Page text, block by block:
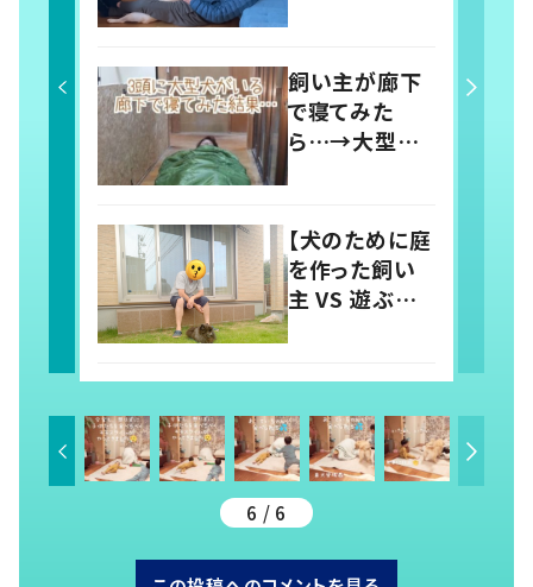
う」「ラブリーす
ぎ」の声
飼い主が廊下
で寝てみた
ら…→大型犬
たちによって廊
「羨ましい」「幸
せそう」の声
【犬のために庭
を作った飼い
主 VS 遊ぶ気
のない犬】シュ
21.1万いい
ね！？「犬の強
い意志を感じ
る」
6 / 6